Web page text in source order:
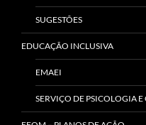
SUGESTÕES
EDUCAÇÃO INCLUSIVA
EMAEI
SERVIÇO DE PSICOLOGIA